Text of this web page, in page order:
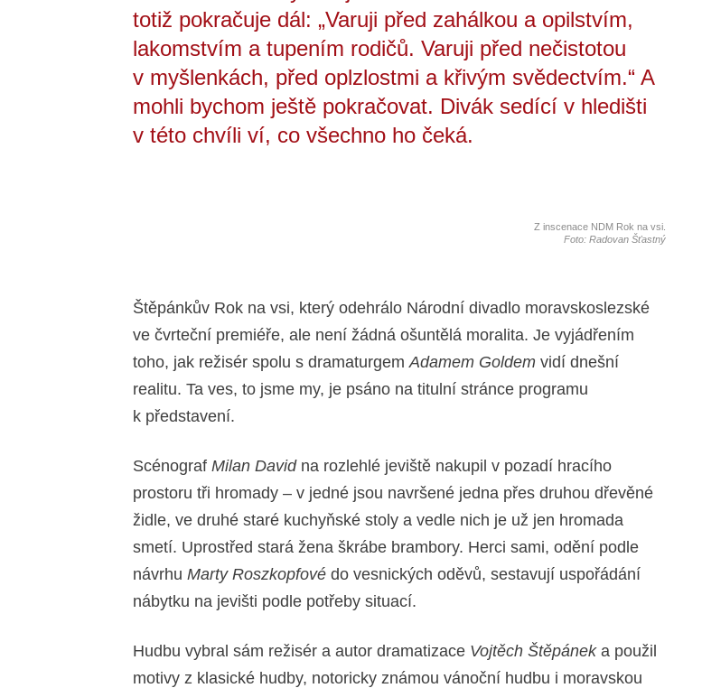
totiž pokračuje dál: „Varuji před zahálkou a opilstvím,
lakomstvím a tupením rodičů. Varuji před nečistotou
v myšlenkách, před oplzlostmi a křivým svědectvím.“ A
mohli bychom ještě pokračovat. Divák sedící v hledišti
v této chvíli ví, co všechno ho čeká.
Z inscenace NDM Rok na vsi.
Foto: Radovan Šťastný
Štěpánkův Rok na vsi, který odehrálo Národní divadlo moravskoslezské
ve čvrteční premiéře, ale není žádná ošuntělá moralita. Je vyjádřením
toho, jak režisér spolu s dramaturgemAdamem Goldem vidí dnešní
realitu. Ta ves, to jsme my, je psáno na titulní stránce programu
k představení.
Scénograf Milan Davidna rozlehlé jeviště nakupil v pozadí hracího
prostoru tři hromady – v jedné jsou navršené jedna přes druhou dřevěné
židle, ve druhé staré kuchyňské stoly a vedle nich je už jen hromada
smetí. Uprostřed stará žena škrábe brambory. Herci sami, odění podle
návrhu Marty Roszkopfové do vesnických oděvů, sestavují uspořádání
nábytku na jevišti podle potřeby situací.
Hudbu vybral sám režisér a autor dramatizace Vojtěch Štěpáneka použil
motivy z klasické hudby, notoricky známou vánoční hudbu i moravskou